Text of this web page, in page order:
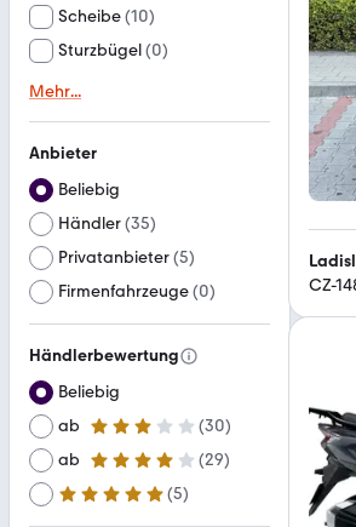
Scheibe(10)
Sturzbügel(0)
Mehr...
Anbieter
Beliebig
Händler(35)
Privatanbieter(5)
Firmenfahrzeuge(0)
Händlerbewertung
Beliebig
ab
3 Sterne (30)
ab
4 Sterne (29)
ab
5 Sterne (5)
CZ-